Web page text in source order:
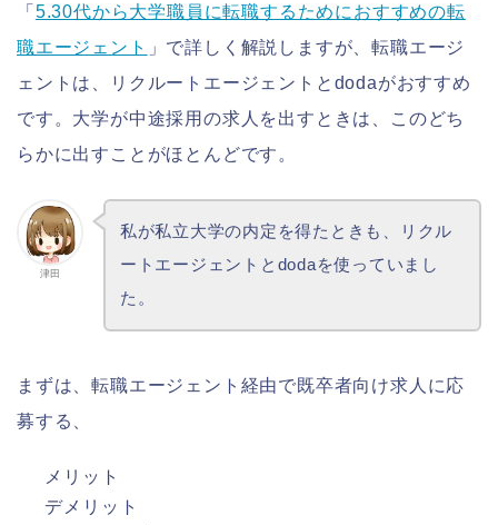
「 5.30代から大学職員に転職するためにおすすめの転
職エージェント
」で詳しく解説しますが、転職エージ
ェントは、リクルートエージェントとdodaがおすすめ
です。大学が中途採用の求人を出すときは、このどち
らかに出すことがほとんどです。
津田
私が私立大学の内定を得たときも、リクル
ートエージェントとdodaを使っていまし
た。
まずは、転職エージェント経由で既卒者向け求人に応
募する、
メリット
デメリット